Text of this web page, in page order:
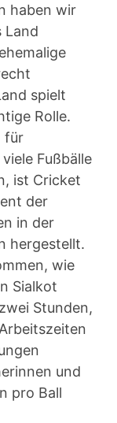
haben wir
Land
spielt
Rolle.
für
Fußbälle
ist Cricket
der
in der
hergestellt.
wie
Sialkot
Stunden,
und
pro Ball